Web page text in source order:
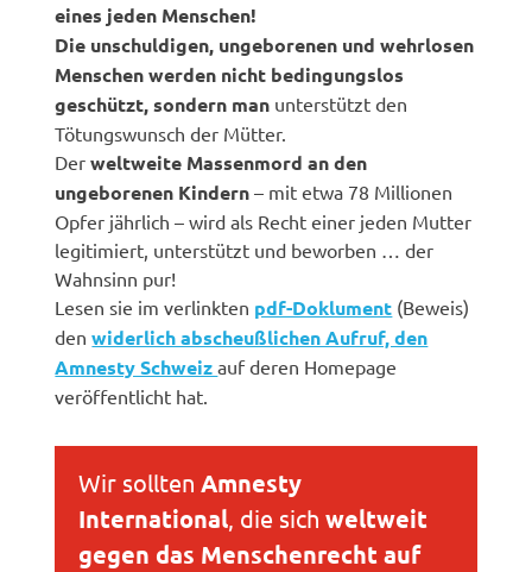
eines jeden Menschen!
Die unschuldigen, ungeborenen undwehrlosen
Menschen werden nicht bedingungslos
geschützt, sondern man unterstützt den
Tötungswunsch der Mütter.
Der weltweite Massenmord an den
ungeborenen Kindern – mit etwa 78 Millionen
Opfer jährlich – wird als Recht einer jeden Mutter
legitimiert, unterstützt und beworben … der
Wahnsinn pur!
Lesen sie im verlinkten pdf-Doklument (Beweis)
denwiderlich abscheußlichen Aufruf, den
Amnesty Schweizauf deren Homepage
veröffentlicht hat.
Wir sollten Amnesty
International, die sichweltweit
gegen das Menschenrecht auf